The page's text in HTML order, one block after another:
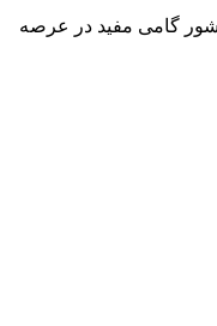
گامی مفید در عرصه